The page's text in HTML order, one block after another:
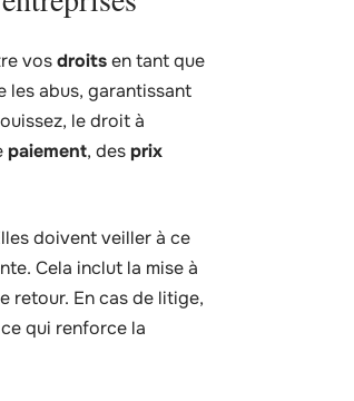
vosdroitsen tant que
les abus, garantissant
le droit à
paiement, desprix
doivent veiller à ce
Cela inclut la mise à
retour. En cas de litige,
qui renforce la